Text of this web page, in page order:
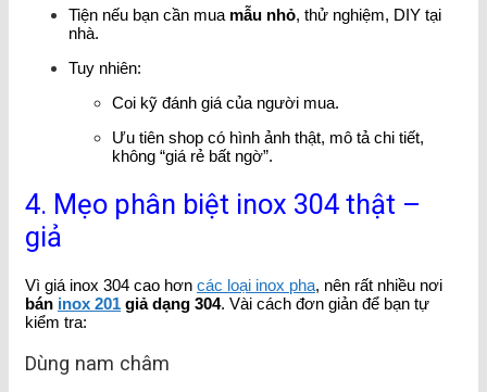
Tiện nếu bạn cần mua mẫu nhỏ, thử nghiệm, DIY tại
nhà.
Tuy nhiên:
Coi kỹ đánh giá của người mua.
Ưu tiên shop có hình ảnh thật, mô tả chi tiết,
không “giá rẻ bất ngờ”.
4. Mẹo phân biệt inox 304 thật –
giả
Vì giá inox 304 cao hơn các loại inox pha, nên rất nhiều nơi
bán inox 201 giả dạng 304. Vài cách đơn giản để bạn tự
kiểm tra:
Dùng nam châm